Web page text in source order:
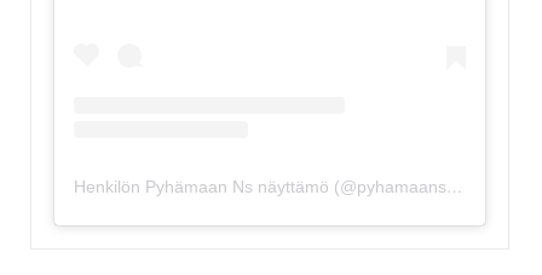
Henkilön Pyhämaan Ns näyttämö (@pyhamaansuviteatteri) jakama julkaisu